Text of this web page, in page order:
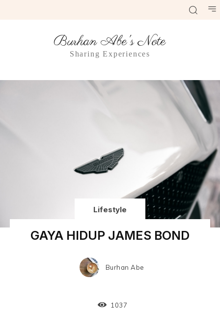
Burhan Abe's Note
Sharing Experiences
Lifestyle
GAYA HIDUP JAMES BOND
Burhan Abe
1037